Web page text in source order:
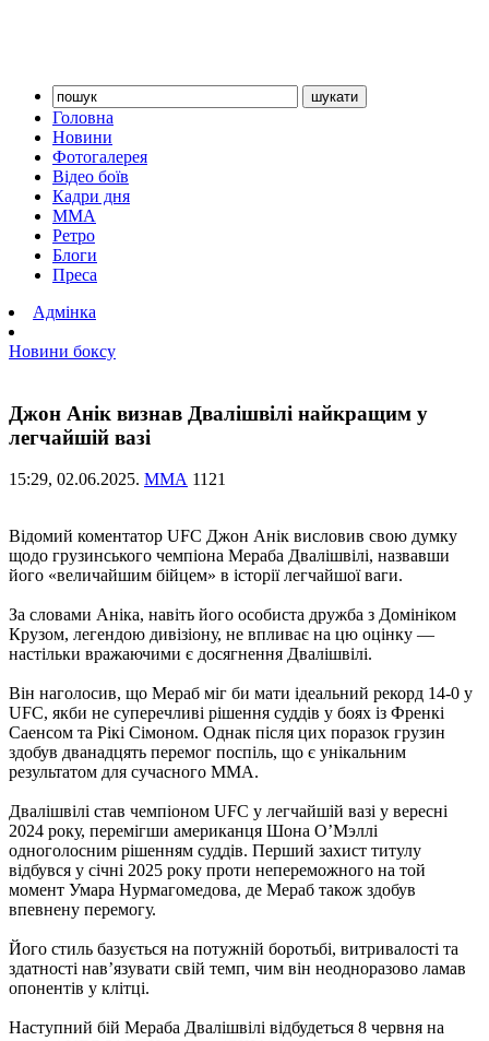
Головна
Новини
Фотогалерея
Відео боїв
Кадри дня
ММА
Ретро
Блоги
Преса
Адмінка
Новини боксу
Джон Анік визнав Двалішвілі найкращим у
легчайшій вазі
15:29, 02.06.2025. ММА 1121
Відомий коментатор UFC Джон Анік висловив свою думку
щодо грузинського чемпіона Мераба Двалішвілі, назвавши
його «величайшим бійцем» в історії легчайшої ваги.
За словами Аніка, навіть його особиста дружба з Домініком
Крузом, легендою дивізіону, не впливає на цю оцінку —
настільки вражаючими є досягнення Двалішвілі.
Він наголосив, що Мераб міг би мати ідеальний рекорд 14-0 у
UFC, якби не суперечливі рішення суддів у боях із Френкі
Саенсом та Рікі Сімоном. Однак після цих поразок грузин
здобув дванадцять перемог поспіль, що є унікальним
результатом для сучасного MMA.
Двалішвілі став чемпіоном UFC у легчайшій вазі у вересні
2024 року, перемігши американця Шона О’Мэллі
одноголосним рішенням суддів. Перший захист титулу
відбувся у січні 2025 року проти непереможного на той
момент Умара Нурмагомедова, де Мераб також здобув
впевнену перемогу.
Його стиль базується на потужній боротьбі, витривалості та
здатності нав’язувати свій темп, чим він неодноразово ламав
опонентів у клітці.
Наступний бій Мераба Двалішвілі відбудеться 8 червня на